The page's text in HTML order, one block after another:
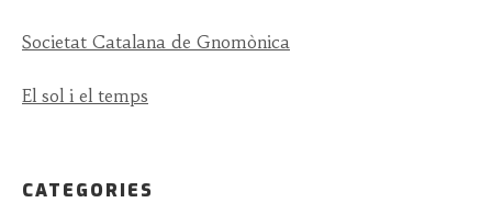
Societat Catalana de Gnomònica
El sol i el temps
CATEGORIES